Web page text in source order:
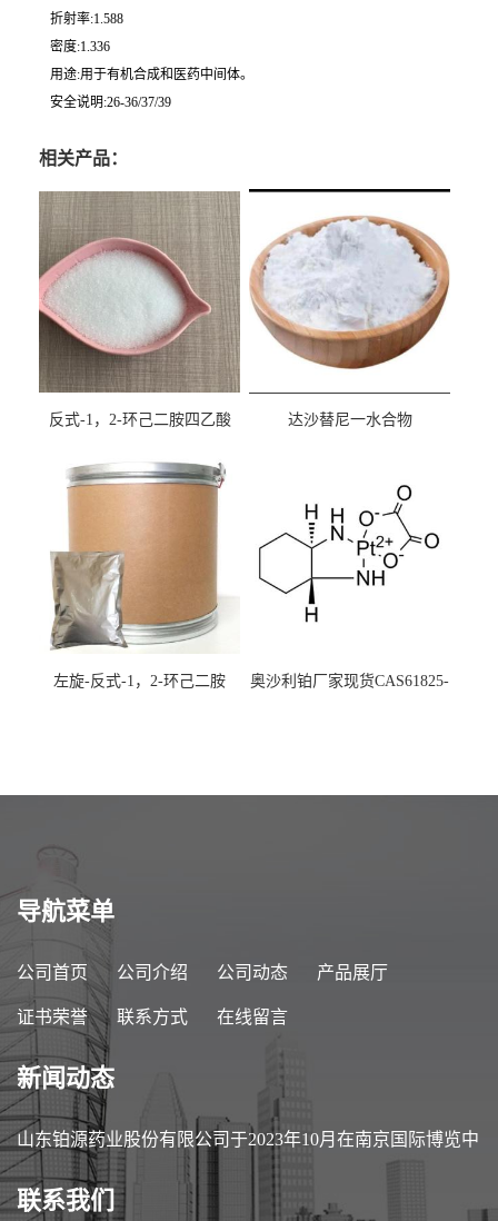
折射率:1.588
密度:1.336
用途:用于有机合成和医药中间体。
安全说明:26-36/37/39
相关产品：
反式-1，2-环己二胺四乙酸
达沙替尼一水合物
左旋-反式-1，2-环己二胺
奥沙利铂厂家现货CAS61825-
导航菜单
公司首页 公司介绍 公司动态 产品展厅
证书荣誉 联系方式 在线留言
新闻动态
山东铂源药业股份有限公司于2023年10月在南京国际博览中
心参加第89届中国医药原料药/中间体/包装/设备交易会
联系我们